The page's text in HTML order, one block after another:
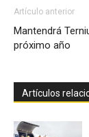
Artículo anterior
Mantendrá
próximo año
Artículos